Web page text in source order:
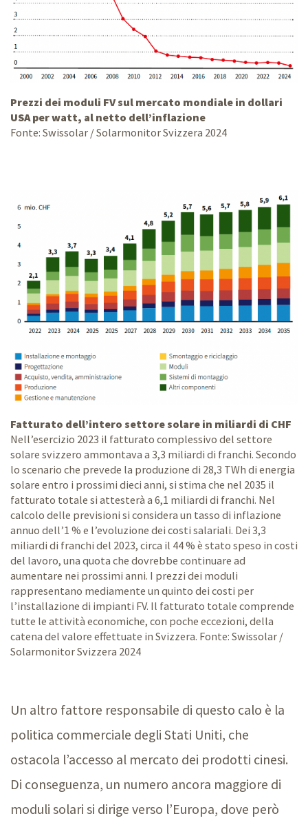
Prezzi dei moduli FV sul mercato mondiale in dollari
USA per watt, al netto dell’inflazione
Fonte: Swissolar / Solarmonitor Svizzera 2024
Fatturato dell’intero settore solare in miliardi di CHF
Nell’esercizio 2023 il fatturato complessivo del settore
solare svizzero ammontava a 3,3 miliardi di franchi. Secondo
lo scenario che prevede la produzione di 28,3 TWh di energia
solare entro i prossimi dieci anni, si stima che nel 2035 il
fatturato totale si attesterà a 6,1 miliardi di franchi. Nel
calcolo delle previsioni si considera un tasso di inflazione
annuo dell’1 % e l’evoluzione dei costi salariali. Dei 3,3
miliardi di franchi del 2023, circa il 44 % è stato speso in costi
del lavoro, una quota che dovrebbe continuare ad
aumentare nei prossimi anni. I prezzi dei moduli
rappresentano mediamente un quinto dei costi per
l’installazione di impianti FV. Il fatturato totale comprende
tutte le attività economiche, con poche eccezioni, della
catena del valore effettuate in Svizzera. Fonte: Swissolar /
Solarmonitor Svizzera 2024
Un altro fattore responsabile di questo calo è la
politica commerciale degli Stati Uniti, che
ostacola l’accesso al mercato dei prodotti cinesi.
Di conseguenza, un numero ancora maggiore di
moduli solari si dirige verso l’Europa, dove però